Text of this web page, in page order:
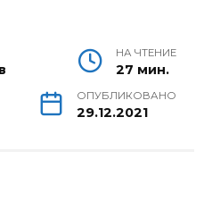
НА ЧТЕНИЕ
27 мин.
ОПУБЛИКОВАНО
29.12.2021